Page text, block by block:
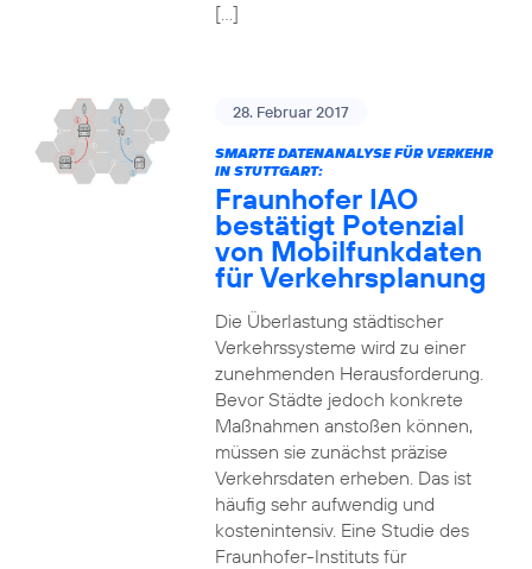
[…]
28. Februar 2017
SMARTE DATENANALYSE FÜR VERKEHR
IN STUTTGART:
Fraunhofer IAO
bestätigt Potenzial
von Mobilfunkdaten
für Verkehrsplanung
Die Überlastung städtischer
Verkehrssysteme wird zu einer
zunehmenden Herausforderung.
Bevor Städte jedoch konkrete
Maßnahmen anstoßen können,
müssen sie zunächst präzise
Verkehrsdaten erheben. Das ist
häufig sehr aufwendig und
kostenintensiv. Eine Studie des
Fraunhofer-Instituts für